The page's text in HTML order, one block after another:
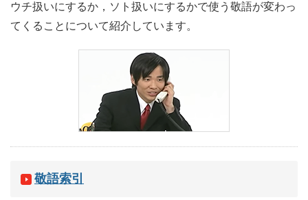
ウチ扱いにするか，ソト扱いにするかで使う敬語が変わっ
てくることについて紹介しています。
敬語索引